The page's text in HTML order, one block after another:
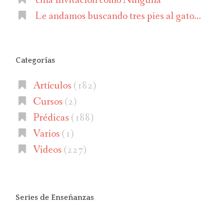
Le andamos buscando tres pies al gato…
Categorías
Artículos (182)
Cursos (2)
Prédicas (188)
Varios (1)
Videos (227)
Series de Enseñanzas